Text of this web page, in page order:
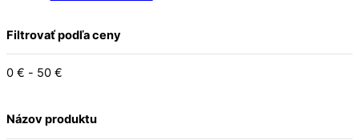
Filtrovať podľa ceny
0 € - 50 €
Názov produktu